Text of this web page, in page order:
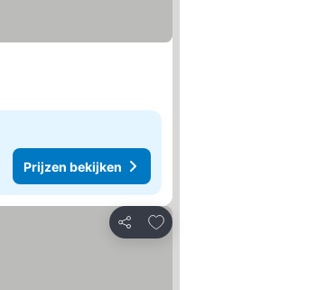
Prijzen bekijken
Delen
Toevoegen aan favorieten